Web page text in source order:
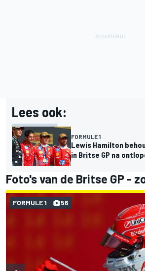
Lees ook:
FORMULE 1
Lewis Hamilton
in Britse GP na
Foto's van de Britse GP -
FORMULE 1 56